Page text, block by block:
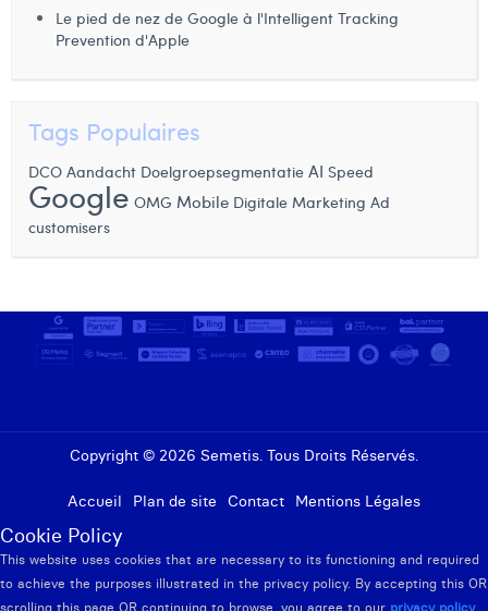
Le pied de nez de Google à l'Intelligent Tracking
Prevention d'Apple
Tags Populaires
DCO Aandacht Doelgroepsegmentatie AI Speed
Google OMG Mobile Digitale Marketing Ad
customisers
Copyright © 2026 Semetis. Tous Droits Réservés.
Accueil Plan de site Contact Mentions Légales
Cookie Policy
This website uses cookies that are necessary to its functioning and required
to achieve the purposes illustrated in the privacy policy. By accepting this OR
scrolling this page OR continuing to browse, you agree to our privacy policy.